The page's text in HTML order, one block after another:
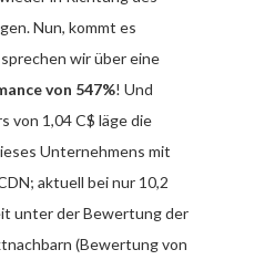
Nun, kommt es
wir über eine
von 547%! Und
von 1,04 C$ läge die
Unternehmens mit
aktuell bei nur 10,2
unter der Bewertung der
(Bewertung von